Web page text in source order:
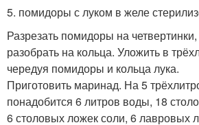
5. помидоры с луком в желе
Разрезать помидоры на
разобрать на кольца. Уложить в
чередуя помидоры и кольца лука.
Приготовить маринад. На 5
понадобится 6 литров воды, 18
6 столовых ложек соли, 6 лавровых